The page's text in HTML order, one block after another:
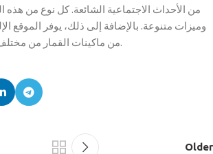
من الأحداث الاجتماعية الشائعة. كل نوع من هذه
وميزات متنوعة. بالإضافة إلى ذلك، يوفر الموقع
من ماكينات القمار من مختلف الأنواع لتختار من بينها.
Older